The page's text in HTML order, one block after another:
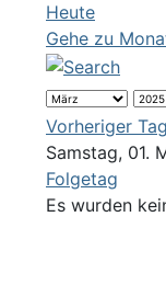
Heute
Gehe zu
Vorheriger Tag
Samstag, 01.
Folgetag
Es wurden